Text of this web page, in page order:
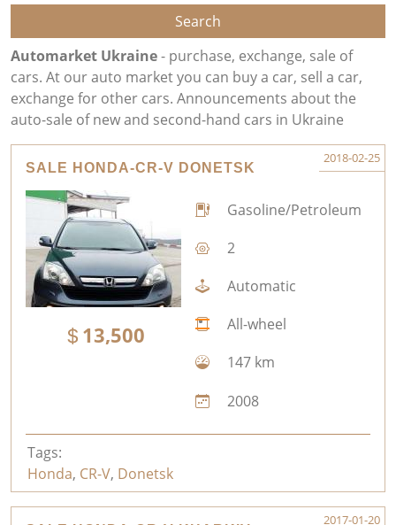
Automarket Ukraine- purchase, exchange, sale of
cars. At our auto market you can buy a car, sell a car,
exchange for other cars. Announcements about the
auto-sale of new and second-hand cars in Ukraine
SALE HONDA-CR-V DONETSK
2018-02-25
13,500
Gasoline/Petroleum
2
Automatic
All-wheel
147 km
2008
Tags:
Honda, CR-V, Donetsk
2017-01-20